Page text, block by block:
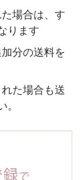
場合は、す
ります
分の送料を
た場合も送